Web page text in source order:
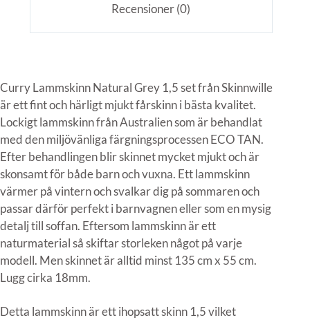
Recensioner (0)
Curry Lammskinn Natural Grey 1,5 set från Skinnwille
är ett fint och härligt mjukt fårskinn i bästa kvalitet.
Lockigt lammskinn från Australien som är behandlat
med den miljövänliga färgningsprocessen ECO TAN.
Efter behandlingen blir skinnet mycket mjukt och är
skonsamt för både barn och vuxna. Ett lammskinn
värmer på vintern och svalkar dig på sommaren och
passar därför perfekt i barnvagnen eller som en mysig
detalj till soffan. Eftersom lammskinn är ett
naturmaterial så skiftar storleken något på varje
modell. Men skinnet är alltid minst 135 cm x 55 cm.
Lugg cirka 18mm.
Detta lammskinn är ett ihopsatt skinn 1,5 vilket